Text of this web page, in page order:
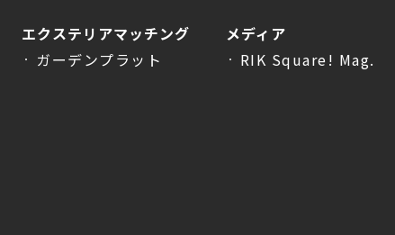
エクステリアマッチング
ガーデンプラット
メディア
RIK Square! Mag.